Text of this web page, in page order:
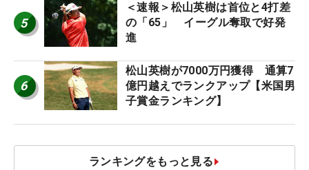
5
＜速報＞松山英樹は首位と4打差
の「65」 イーグル奪取で好発
進
6
松山英樹が7000万円獲得 通算7
億円越えでランクアップ【米国男
子賞金ランキング】
ランキングをもっと見る